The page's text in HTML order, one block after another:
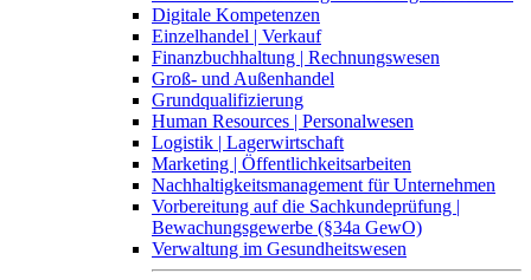
Digitale Kompetenzen
Einzelhandel | Verkauf
Finanzbuchhaltung | Rechnungswesen
Groß- und Außenhandel
Grundqualifizierung
Human Resources | Personalwesen
Logistik | Lagerwirtschaft
Marketing | Öffentlichkeitsarbeiten
Nachhaltigkeitsmanagement für Unternehmen
Vorbereitung auf die Sachkundeprüfung |
Bewachungsgewerbe (§34a GewO)
Verwaltung im Gesundheitswesen